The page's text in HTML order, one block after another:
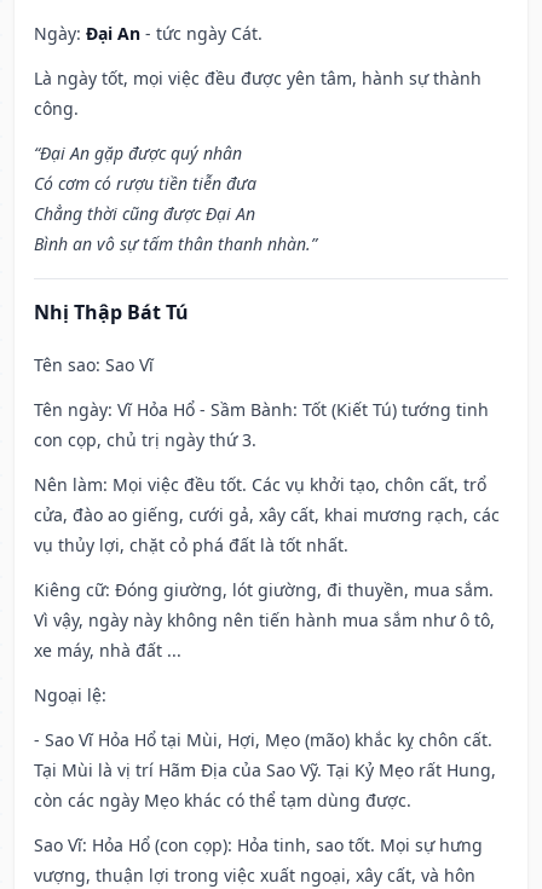
Ngày: Đại An - tức ngày Cát.
Là ngày tốt, mọi việc đều được yên tâm, hành sự thành
công.
“Đại An gặp được quý nhân
Có cơm có rượu tiền tiễn đưa
Chẳng thời cũng được Đại An
Bình an vô sự tấm thân thanh nhàn.”
Nhị Thập Bát Tú
Tên sao: Sao Vĩ
Tên ngày: Vĩ Hỏa Hổ - Sầm Bành: Tốt (Kiết Tú) tướng tinh
con cọp, chủ trị ngày thứ 3.
Nên làm: Mọi việc đều tốt. Các vụ khởi tạo, chôn cất, trổ
cửa, đào ao giếng, cưới gả, xây cất, khai mương rạch, các
vụ thủy lợi, chặt cỏ phá đất là tốt nhất.
Kiêng cữ: Đóng giường, lót giường, đi thuyền, mua sắm.
Vì vậy, ngày này không nên tiến hành mua sắm như ô tô,
xe máy, nhà đất ...
Ngoại lệ:
- Sao Vĩ Hỏa Hổ tại Mùi, Hợi, Mẹo (mão) khắc kỵ chôn cất.
Tại Mùi là vị trí Hãm Địa của Sao Vỹ. Tại Kỷ Mẹo rất Hung,
còn các ngày Mẹo khác có thể tạm dùng được.
Sao Vĩ: Hỏa Hổ (con cọp): Hỏa tinh, sao tốt. Mọi sự hưng
vượng, thuận lợi trong việc xuất ngoại, xây cất, và hôn